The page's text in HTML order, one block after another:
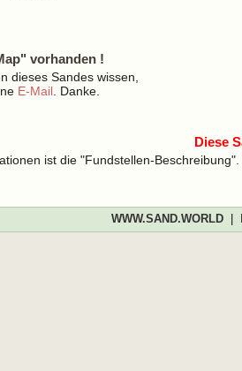
vorhanden !
dieses Sandes wissen,
E-Mail . Danke.
Diese
ist die "Fundstellen-
WWW.SAND.WORLD|